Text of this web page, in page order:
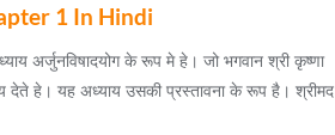
1 In Hindi
अर्जुनविषादयोग के रूप मे हे। जो भगवान श्री कृष्णा
देते हे। यह अध्याय उसकी प्रस्तावना के रूप है। श्रीमद